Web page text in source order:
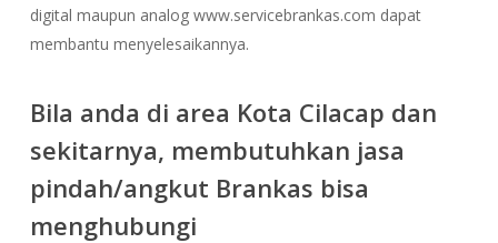
digital maupun analog www.servicebrankas.com dapat
membantu menyelesaikannya.
Bila anda di area Kota Cilacap dan
sekitarnya, membutuhkan jasa
pindah/angkut Brankas bisa
menghubungi